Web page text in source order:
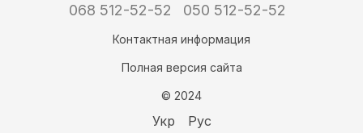
068 512-52-52 050 512-52-52
Контактная информация
Полная версия сайта
© 2024
Укр Рус